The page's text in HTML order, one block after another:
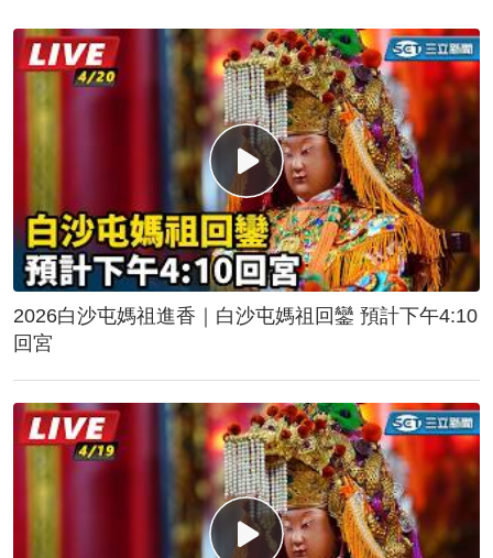
2026白沙屯媽祖進香｜白沙屯媽祖回鑾 預計下午4:10
回宮